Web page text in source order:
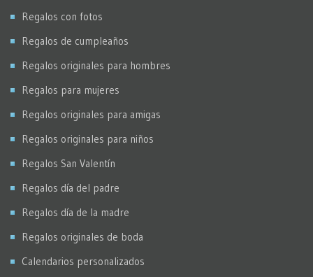
Regalos con fotos
Regalos de cumpleaños
Regalos originales para hombres
Regalos para mujeres
Regalos originales para amigas
Regalos originales para niños
Regalos San Valentín
Regalos día del padre
Regalos día de la madre
Regalos originales de boda
Calendarios personalizados